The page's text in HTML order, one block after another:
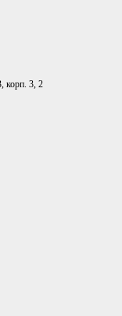
корп. 3, 2